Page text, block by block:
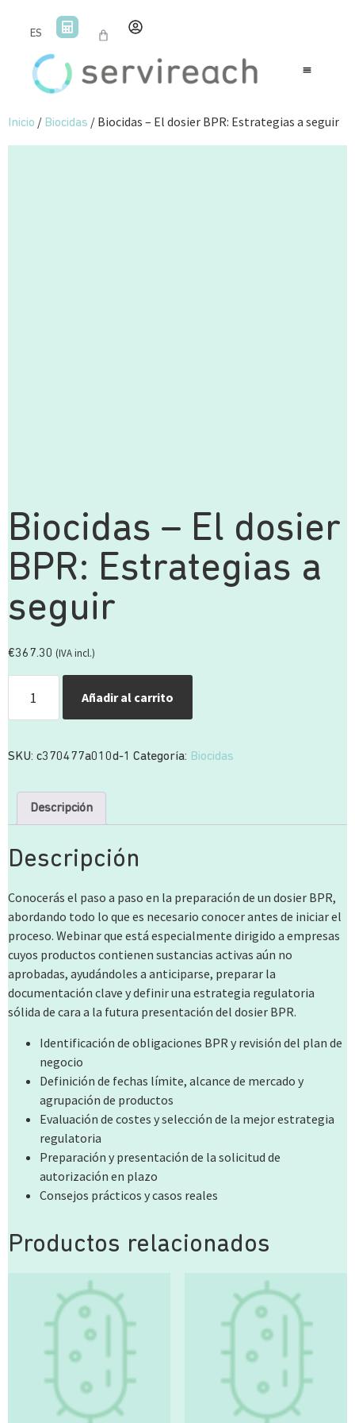
ES
Inicio / Biocidas / Biocidas – El dosier BPR: Estrategias a seguir
Biocidas – El dosier
BPR: Estrategias a
seguir
€367.30 (IVA incl.)
Añadir al carrito
SKU: c370477a010d-1 Categoría: Biocidas
Descripción
Descripción
Conocerás el paso a paso en la preparación de un dosier BPR,
abordando todo lo que es necesario conocer antes de iniciar el
proceso. Webinar que está especialmente dirigido a empresas
cuyos productos contienen sustancias activas aún no
aprobadas, ayudándoles a anticiparse, preparar la
documentación clave y definir una estrategia regulatoria
sólida de cara a la futura presentación del dosier BPR.
Identificación de obligaciones BPR y revisión del plan de
negocio
Definición de fechas límite, alcance de mercado y
agrupación de productos
Evaluación de costes y selección de la mejor estrategia
regulatoria
Preparación y presentación de la solicitud de
autorización en plazo
Consejos prácticos y casos reales
Productos relacionados